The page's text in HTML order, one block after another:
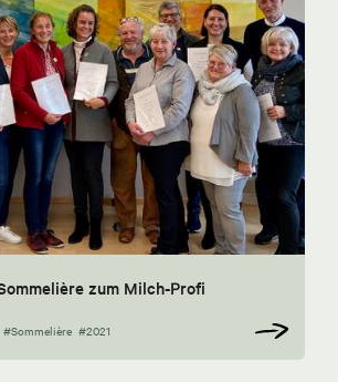
zum Milch-Profi
#Sommelière #2021